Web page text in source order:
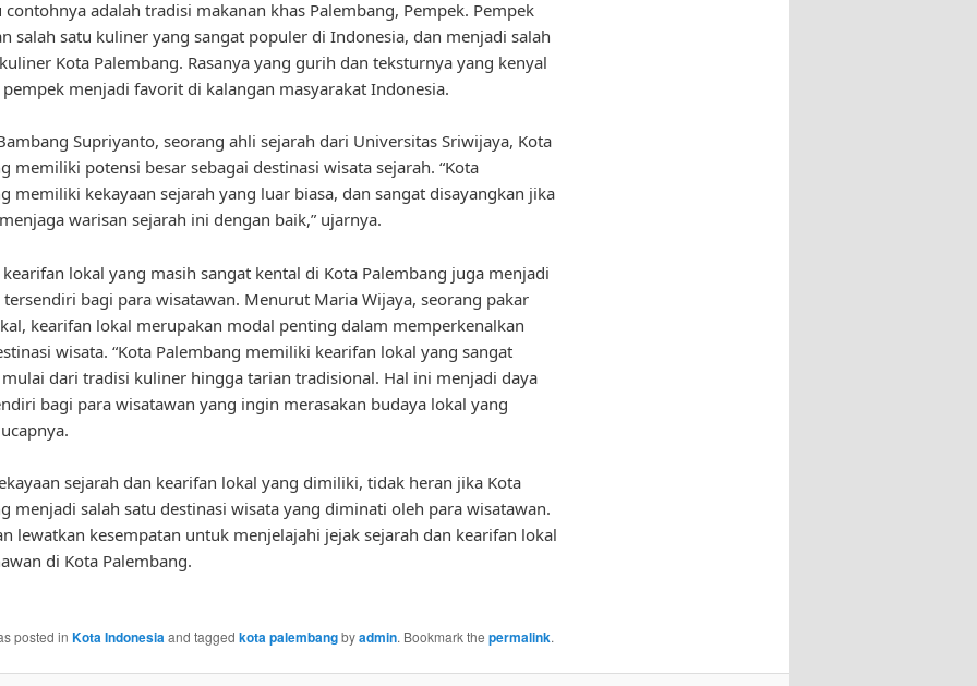
contohnya adalah tradisi makanan khas Palembang, Pempek. Pempek
salah satu kuliner yang sangat populer di Indonesia, dan menjadi salah
Kota Palembang. Rasanya yang gurih dan teksturnya yang kenyal
menjadi favorit di kalangan masyarakat Indonesia.
Supriyanto, seorang ahli sejarah dari Universitas Sriwijaya, Kota
memiliki potensi besar sebagai destinasi wisata sejarah. “Kota
memiliki kekayaan sejarah yang luar biasa, dan sangat disayangkan jika
warisan sejarah ini dengan baik,” ujarnya.
lokal yang masih sangat kental di Kota Palembang juga menjadi
tersendiri bagi para wisatawan. Menurut Maria Wijaya, seorang pakar
kearifan lokal merupakan modal penting dalam memperkenalkan
wisata. “Kota Palembang memiliki kearifan lokal yang sangat
dari tradisi kuliner hingga tarian tradisional. Hal ini menjadi daya
bagi para wisatawan yang ingin merasakan budaya lokal yang
sejarah dan kearifan lokal yang dimiliki, tidak heran jika Kota
menjadi salah satu destinasi wisata yang diminati oleh para wisatawan.
lewatkan kesempatan untuk menjelajahi jejak sejarah dan kearifan lokal
di Kota Palembang.
posted in Kota Indonesia and tagged kota palembangbyadmin. Bookmark the permalink.